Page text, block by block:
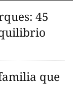
45
que